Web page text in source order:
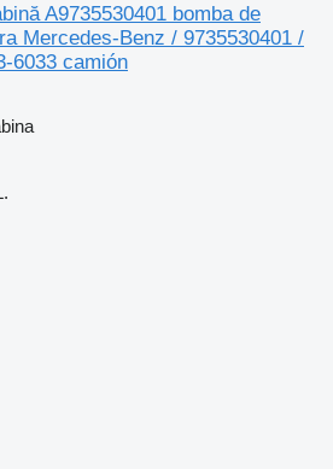
A9735530401 bomba de
Mercedes-Benz / 9735530401 /
6033 camión